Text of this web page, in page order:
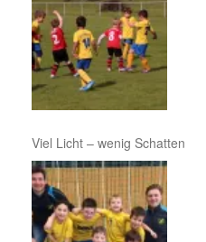
Viel Licht – wenig Schatten